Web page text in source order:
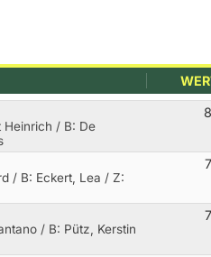
Heinrich / B: De
/ B: Eckert, Lea / Z:
/ B: Pütz, Kerstin